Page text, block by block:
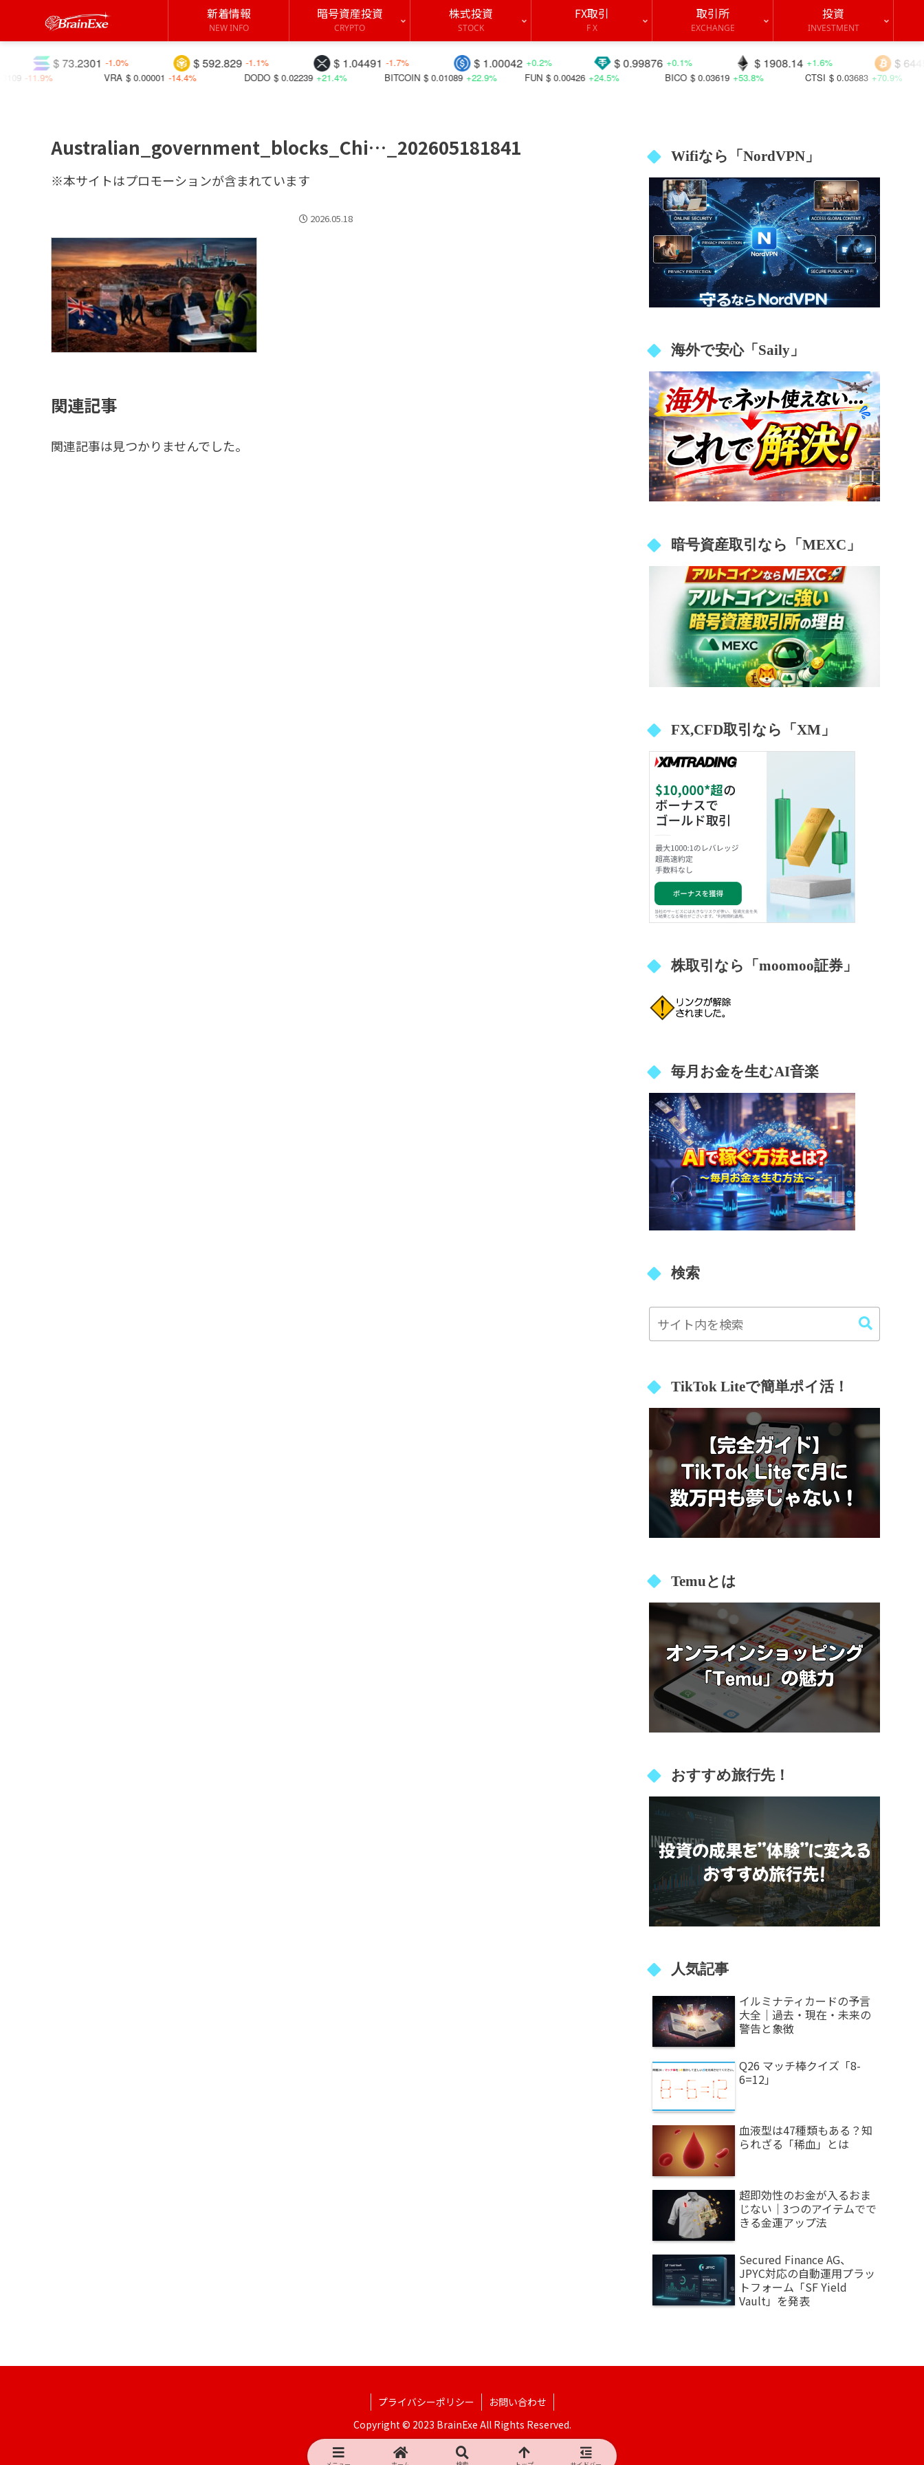
新着情報
NEW INFO
暗号資産投資
CRYPTO
株式投資
STOCK
FX取引
F X
取引所
EXCHANGE
投資
INVESTMENT
$ 64453.0
$ 1908.14 +1.6%
$ 0.99876 +0.1%
$ 1.00042 +0.2%
$ 1.04491 -1.7%
$ 592.829 -1.1%
$ 73.2301 -1.0%
CTSI
$ 0.03683 +70.9%
BICO $ 0.03619 +53.8%
FUN $ 0.00426 +24.5%
BITCOIN $ 0.01089 +22.9%
DODO $ 0.02239 +21.4%
$ 0.00001 -14.4% QI
Australian_government_blocks_Chi…_202605181841
※本サイトはプロモーションが含まれています
2026.05.18
関連記事
関連記事は見つかりませんでした。
Wifiなら「NordVPN」
海外で安心「Saily」
暗号資産取引なら「MEXC」
FX,CFD取引なら「XM」
株取引なら「moomoo証券」
毎月お金を生むAI音楽
検索
TikTok Liteで簡単ポイ活！
Temuとは
おすすめ旅行先！
人気記事
イルミナティカードの予言
大全｜過去・現在・未来の
警告と象徴
Q26 マッチ棒クイズ「8-
6=12」
血液型は47種類もある？知
られざる「稀血」とは
超即効性のお金が入るおま
じない｜3つのアイテムでで
きる金運アップ法
Secured Finance AG、
JPYC対応の自動運用プラッ
トフォーム「SF Yield
Vault」を発表
プライバシーポリシー
お問い合わせ
Copyright © 2023 BrainExe All Rights Reserved.